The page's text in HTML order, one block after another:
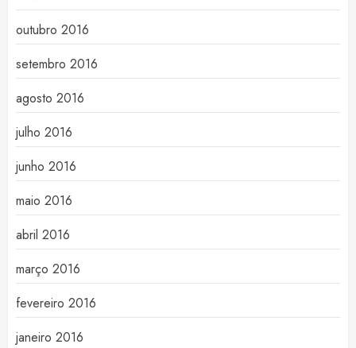
outubro 2016
setembro 2016
agosto 2016
julho 2016
junho 2016
maio 2016
abril 2016
março 2016
fevereiro 2016
janeiro 2016